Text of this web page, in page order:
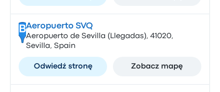
BAeropuerto SVQ
Aeropuerto de Sevilla (Llegadas), 41020,
Sevilla, Spain
Odwiedź stronę Zobacz mapę